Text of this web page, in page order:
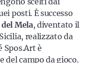
posti. È successo
Mela, diventato il
realizzato da
Spos.Art è
campo da gioco.